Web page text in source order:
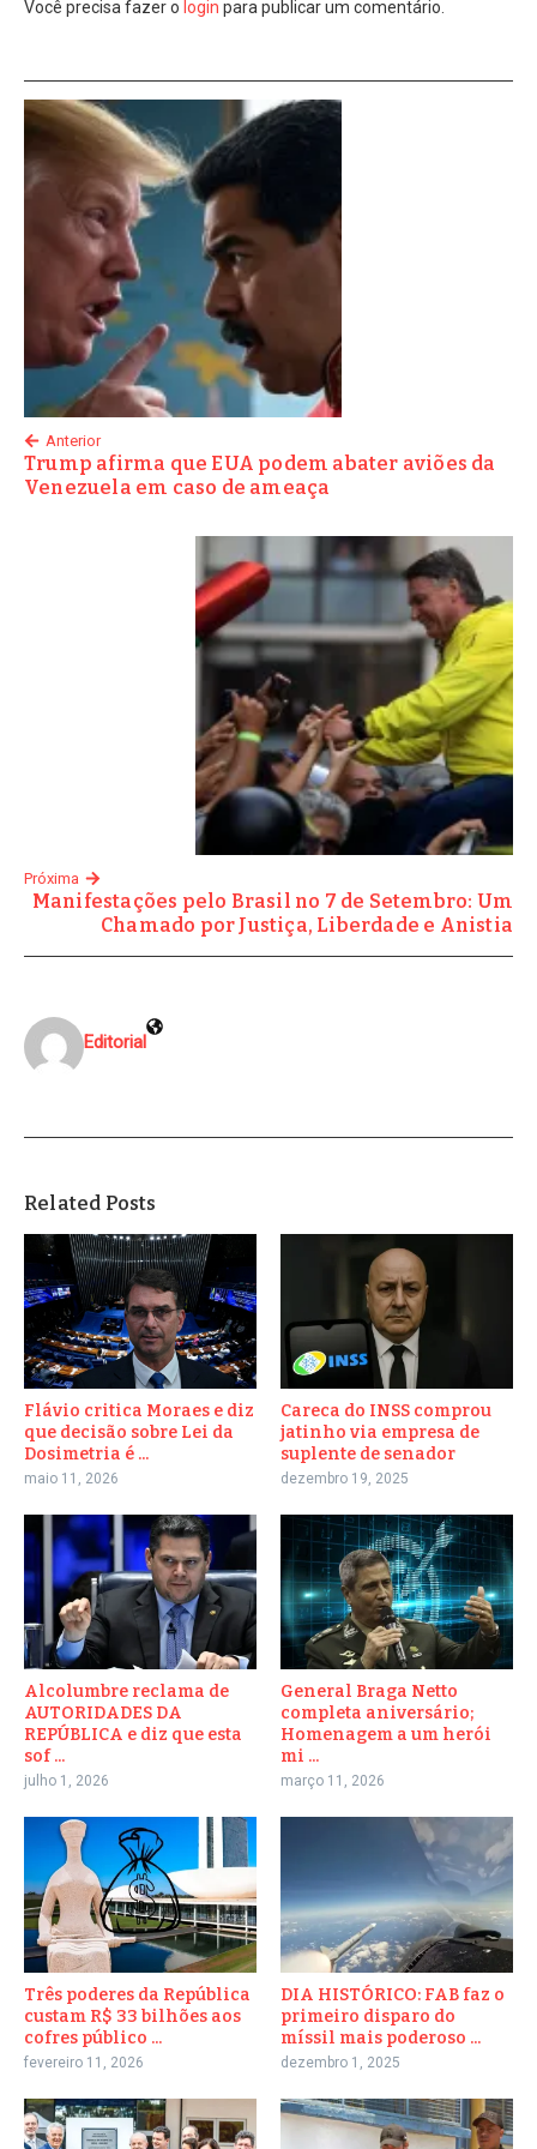
Você precisa fazer o login para publicar um comentário.
Anterior
Trump afirma que EUA podem abater aviões da
Venezuela em caso de ameaça
Próxima
Manifestações pelo Brasil no 7 de Setembro: Um
Chamado por Justiça, Liberdade e Anistia
Editorial
Related Posts
Flávio critica Moraes e diz
que decisão sobre Lei da
Dosimetria é ...
maio 11, 2026
Careca do INSS comprou
jatinho via empresa de
suplente de senador
dezembro 19, 2025
Alcolumbre reclama de
AUTORIDADES DA
REPÚBLICA e diz que esta
sof ...
julho 1, 2026
General Braga Netto
completa aniversário;
Homenagem a um herói
mi ...
março 11, 2026
Três poderes da República
custam R$ 33 bilhões aos
cofres público ...
fevereiro 11, 2026
DIA HISTÓRICO: FAB faz o
primeiro disparo do
míssil mais poderoso ...
dezembro 1, 2025